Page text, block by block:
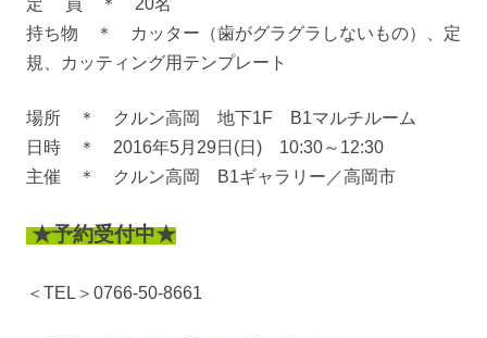
定 員 ＊ 20名
持ち物 ＊ カッター（歯がグラグラしないもの）、定
規、カッティング用テンプレート
場所 ＊ クルン高岡 地下1F B1マルチルーム
日時 ＊ 2016年5月29日(日) 10:30～12:30
主催 ＊ クルン高岡 B1ギャラリー／高岡市
★予約受付中★
＜TEL＞0766-50-8661